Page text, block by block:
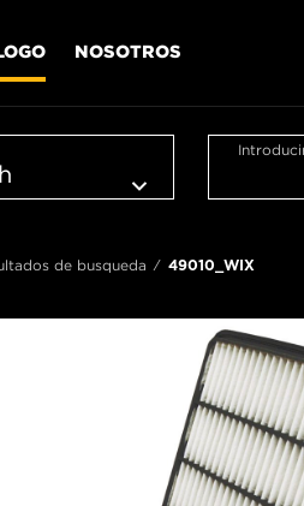
NOSOTROS
de busqueda 49010_WIX